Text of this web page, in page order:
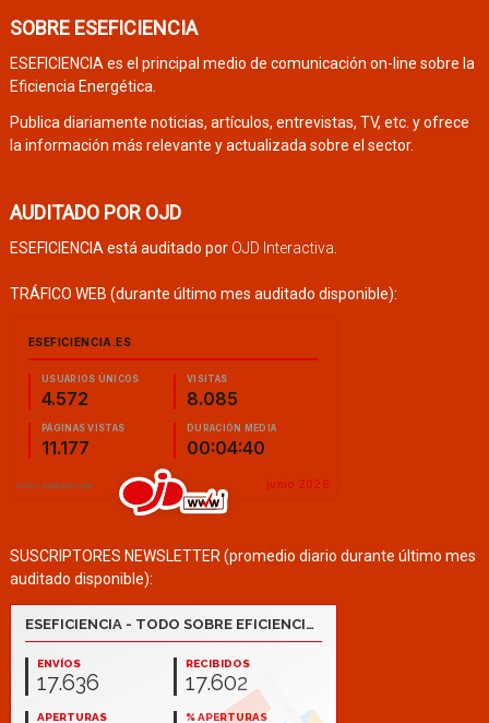
SOBRE ESEFICIENCIA
ESEFICIENCIA es el principal medio de comunicación on-line sobre la
Eficiencia Energética.
Publica diariamente noticias, artículos, entrevistas, TV, etc. y ofrece
la información más relevante y actualizada sobre el sector.
AUDITADO POR OJD
ESEFICIENCIA está auditado por OJD Interactiva
TRÁFICO WEB (durante último mes auditado disponible):
SUSCRIPTORES NEWSLETTER (promedio diario durante último mes
auditado disponible):